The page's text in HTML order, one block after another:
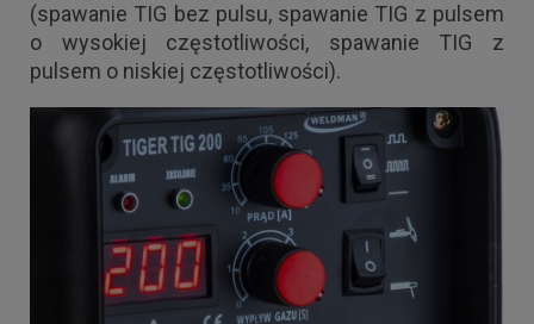
(spawanie TIG bez pulsu, spawanie TIG z pulsem
o wysokiej częstotliwości, spawanie TIG z
pulsem o niskiej częstotliwości).